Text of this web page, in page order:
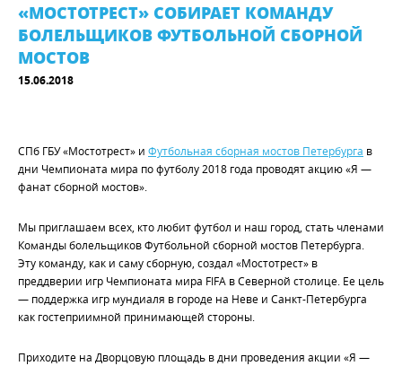
«МОСТОТРЕСТ» СОБИРАЕТ КОМАНДУ
БОЛЕЛЬЩИКОВ ФУТБОЛЬНОЙ СБОРНОЙ
МОСТОВ
15.06.2018
СПб ГБУ «Мостотрест» и Футбольная сборная мостов Петербурга в
дни Чемпионата мира по футболу 2018 года проводят акцию «Я —
фанат сборной мостов».
Мы приглашаем всех, кто любит футбол и наш город, стать членами
Команды болельщиков Футбольной сборной мостов Петербурга.
Эту команду, как и саму сборную, создал «Мостотрест» в
преддверии игр Чемпионата мира FIFA в Северной столице. Ее цель
— поддержка игр мундиаля в городе на Неве и Санкт-Петербурга
как гостеприимной принимающей стороны.
Приходите на Дворцовую площадь в дни проведения акции «Я —